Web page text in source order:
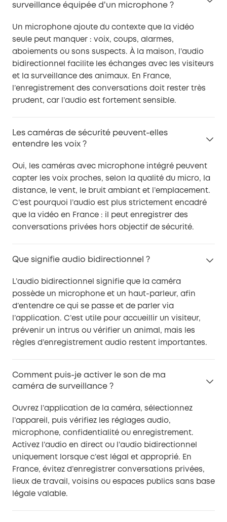
surveillance équipée d'un microphone ?
Un microphone ajoute du contexte que la vidéo
seule peut manquer : voix, coups, alarmes,
aboiements ou sons suspects. À la maison, l’audio
bidirectionnel facilite les échanges avec les visiteurs
et la surveillance des animaux. En France,
l’enregistrement des conversations doit rester très
prudent, car l’audio est fortement sensible.
Les caméras de sécurité peuvent-elles
entendre les voix ?
Oui, les caméras avec microphone intégré peuvent
capter les voix proches, selon la qualité du micro, la
distance, le vent, le bruit ambiant et l’emplacement.
C’est pourquoi l’audio est plus strictement encadré
que la vidéo en France : il peut enregistrer des
conversations privées hors objectif de sécurité.
Que signifie audio bidirectionnel ?
L’audio bidirectionnel signifie que la caméra
possède un microphone et un haut-parleur, afin
d’entendre ce qui se passe et de parler via
l’application. C’est utile pour accueillir un visiteur,
prévenir un intrus ou vérifier un animal, mais les
règles d’enregistrement audio restent importantes.
Comment puis-je activer le son de ma
caméra de surveillance ?
Ouvrez l’application de la caméra, sélectionnez
l’appareil, puis vérifiez les réglages audio,
microphone, confidentialité ou enregistrement.
Activez l’audio en direct ou l’audio bidirectionnel
uniquement lorsque c’est légal et approprié. En
France, évitez d’enregistrer conversations privées,
lieux de travail, voisins ou espaces publics sans base
légale valable.